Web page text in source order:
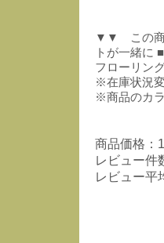
▼▼ この商
トが一緒に
フローリン
※在庫状況
※商品のカ
商品価格：
レビュー件
レビュー平